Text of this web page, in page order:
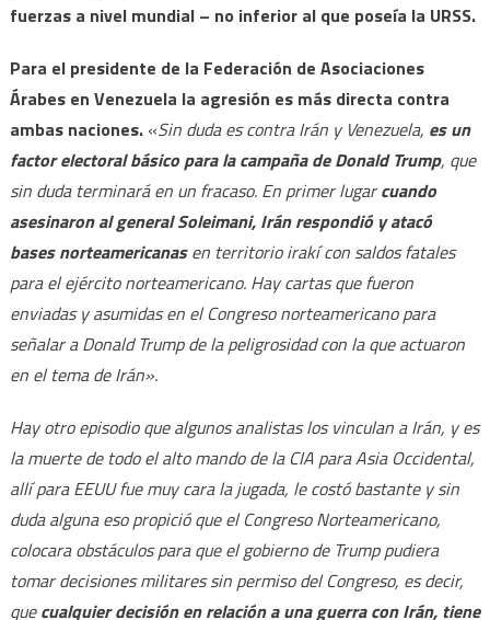
fuerzas a nivel mundial – no inferior al que poseía la URSS.
Para el presidente de la Federación de Asociaciones
Árabes en Venezuela la agresión es más directa contra
ambas naciones.«Sin duda es contra Irán y Venezuela, es un
factor electoral básico para la campaña de Donald Trump, que
sin duda terminará en un fracaso. En primer lugarcuando
asesinaron al general Soleimani, Irán respondió y atacó
bases norteamericanasen territorio irakí con saldos fatales
para el ejército norteamericano. Hay cartas que fueron
enviadas y asumidas en el Congreso norteamericano para
señalar a Donald Trump de la peligrosidad con la que actuaron
en el tema de Irán».
Hay otro episodio que algunos analistas los vinculan a Irán, y es
la muerte de todo el alto mando de la CIA para Asia Occidental,
allí para EEUU fue muy cara la jugada, le costó bastante y sin
duda alguna eso propició que el Congreso Norteamericano,
colocara obstáculos para que el gobierno de Trump pudiera
tomar decisiones militares sin permiso del Congreso, es decir,
quecualquier decisión en relación a una guerra con Irán, tiene